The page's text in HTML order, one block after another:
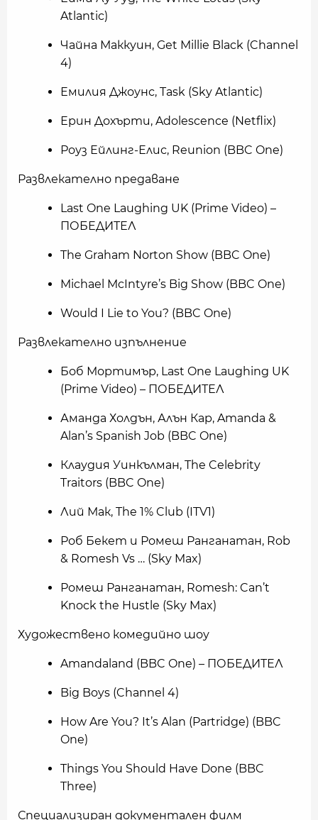
Atlantic)
Чайна Маккуин, Get Millie Black (Channel
4)
Емилия Джоунс, Task (Sky Atlantic)
Ерин Дохърти, Adolescence (Netflix)
Роуз Ейлинг-Елис, Reunion (BBC One)
Развлекателно предаване
Last One Laughing UK (Prime Video) –
ПОБЕДИТЕЛ
The Graham Norton Show (BBC One)
Michael McIntyre’s Big Show (BBC One)
Would I Lie to You? (BBC One)
Развлекателно изпълнение
Боб Мортимър, Last One Laughing UK
(Prime Video) – ПОБЕДИТЕЛ
Аманда Холдън, Алън Кар, Amanda &
Alan’s Spanish Job (BBC One)
Клаудия Уинкълман, The Celebrity
Traitors (BBC One)
Лий Мак, The 1% Club (ITV1)
Роб Бекет и Ромеш Ранганатан, Rob
& Romesh Vs … (Sky Max)
Ромеш Ранганатан, Romesh: Can’t
Knock the Hustle (Sky Max)
Художествено комедийно шоу
Amandaland (BBC One) – ПОБЕДИТЕЛ
Big Boys (Channel 4)
How Are You? It’s Alan (Partridge) (BBC
One)
Things You Should Have Done (BBC
Three)
Специализиран документален филм